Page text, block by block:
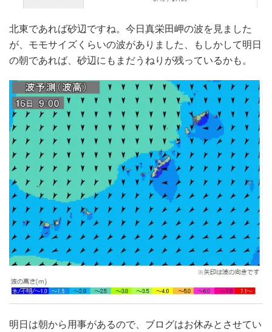
北東であれば砂辺ですね。今日真栄田岬の波を見ました
が、モモサイズくらいの波がありました、もしかして明日
の朝であれば、砂辺にもまだうねりが残っているかも。
明日は朝から用事があるので、ブログはお休みとさせてい